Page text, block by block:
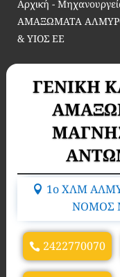
Αρχική -
ΑΜΑΞΩΜΑΤΑ
& ΥΙΟΣ ΕΕ
ΓΕΝΙΚΗ
1ο ΧΛΜ
ΝΟΜΟΣ
2422770070